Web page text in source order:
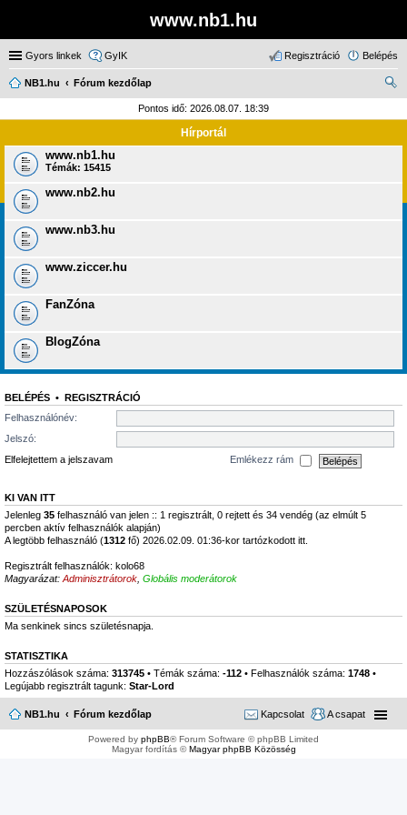
www.nb1.hu
Gyors linkek GyIK Belépés
Regisztráció
NB1.hu
Fórum kezdőlap
s
Pontos idő: 2026.08.07. 18:39
Hírportál
www.nb1.hu
Témák: 15415
www.nb2.hu
www.nb3.hu
www.ziccer.hu
FanZóna
BlogZóna
BELÉPÉS • REGISZTRÁCIÓ
Felhasználónév:
Jelszó:
Elfelejtettem a jelszavam
Emlékezz rám
KI VAN ITT
Jelenleg 35 felhasználó van jelen :: 1 regisztrált, 0 rejtett és 34 vendég (az elmúlt 5
percben aktív felhasználók alapján)
A legtöbb felhasználó (1312 fő) 2026.02.09. 01:36-kor tartózkodott itt.
Regisztrált felhasználók: kolo68
Magyarázat: Adminisztrátorok Globális moderátorok
SZÜLETÉSNAPOSOK
Ma senkinek sincs születésnapja.
STATISZTIKA
Hozzászólások száma: 313745 • Témák száma: -112 • Felhasználók száma: 1748 •
Legújabb regisztrált tagunk: Star-Lord
NB1.hu Fórum kezdőlap A csapat
Kapcsolat
Powered by phpBB® Forum Software © phpBB Limited
Magyar fordítás ©Magyar phpBB Közösség